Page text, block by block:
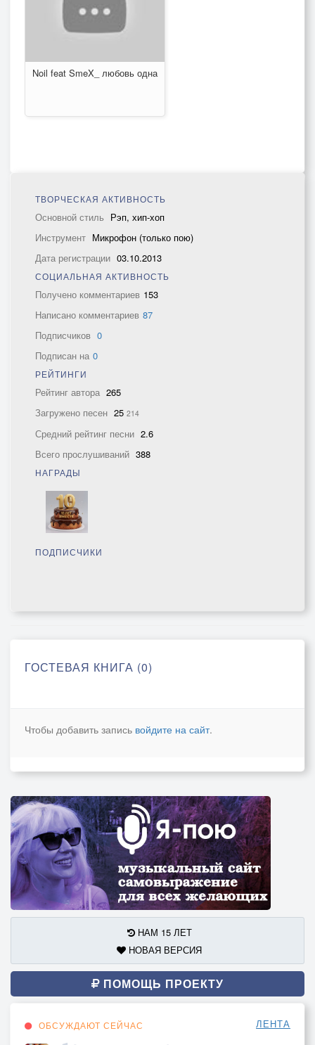
Noil feat SmeX_ любовь одна
ТВОРЧЕСКАЯ АКТИВНОСТЬ
Основной стиль Рэп, хип-хоп
Инструмент Микрофон (только пою)
Дата регистрации 03.10.2013
СОЦИАЛЬНАЯ АКТИВНОСТЬ
Получено комментариев 153
Написано комментариев 87
Подписчиков 0
Подписан на 0
РЕЙТИНГИ
Рейтинг автора 265
Загружено песен 25 214
Средний рейтинг песни 2.6
Всего прослушиваний 388
НАГРАДЫ
ПОДПИСЧИКИ
ГОСТЕВАЯ КНИГА (0)
Чтобы добавить запись войдите на сайт.
НАМ 15 ЛЕТ
НОВАЯ ВЕРСИЯ
ПОМОЩЬ ПРОЕКТУ
ОБСУЖДАЮТ СЕЙЧАС ЛЕНТА